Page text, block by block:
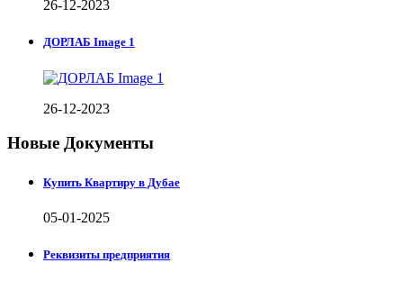
26-12-2023
ДОРЛАБ Image 1
26-12-2023
Новые Документы
Купить Квартиру в Дубае
05-01-2025
Реквизиты предприятия